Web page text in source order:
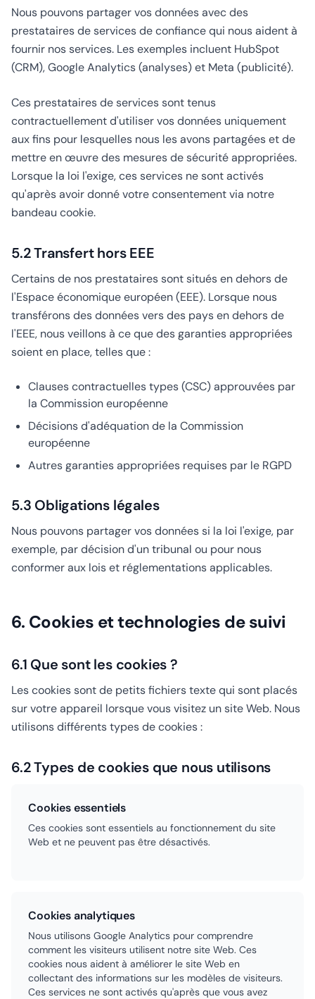
Nous pouvons partager vos données avec des
prestataires de services de confiance qui nous aident à
fournir nos services. Les exemples incluent HubSpot
(CRM), Google Analytics (analyses) et Meta (publicité).
Ces prestataires de services sont tenus
contractuellement d'utiliser vos données uniquement
aux fins pour lesquelles nous les avons partagées et de
mettre en œuvre des mesures de sécurité appropriées.
Lorsque la loi l'exige, ces services ne sont activés
qu'après avoir donné votre consentement via notre
bandeau cookie.
5.2 Transfert hors EEE
Certains de nos prestataires sont situés en dehors de
l'Espace économique européen (EEE). Lorsque nous
transférons des données vers des pays en dehors de
l'EEE, nous veillons à ce que des garanties appropriées
soient en place, telles que :
Clauses contractuelles types (CSC) approuvées par
la Commission européenne
Décisions d'adéquation de la Commission
européenne
Autres garanties appropriées requises par le RGPD
5.3 Obligations légales
Nous pouvons partager vos données si la loi l'exige, par
exemple, par décision d'un tribunal ou pour nous
conformer aux lois et réglementations applicables.
6. Cookies et technologies de suivi
6.1 Que sont les cookies ?
Les cookies sont de petits fichiers texte qui sont placés
sur votre appareil lorsque vous visitez un site Web. Nous
utilisons différents types de cookies :
6.2 Types de cookies que nous utilisons
Cookies essentiels
Ces cookies sont essentiels au fonctionnement du site
Web et ne peuvent pas être désactivés.
Cookies analytiques
Nous utilisons Google Analytics pour comprendre
comment les visiteurs utilisent notre site Web. Ces
cookies nous aident à améliorer le site Web en
collectant des informations sur les modèles de visiteurs.
Ces services ne sont activés qu'après que vous avez